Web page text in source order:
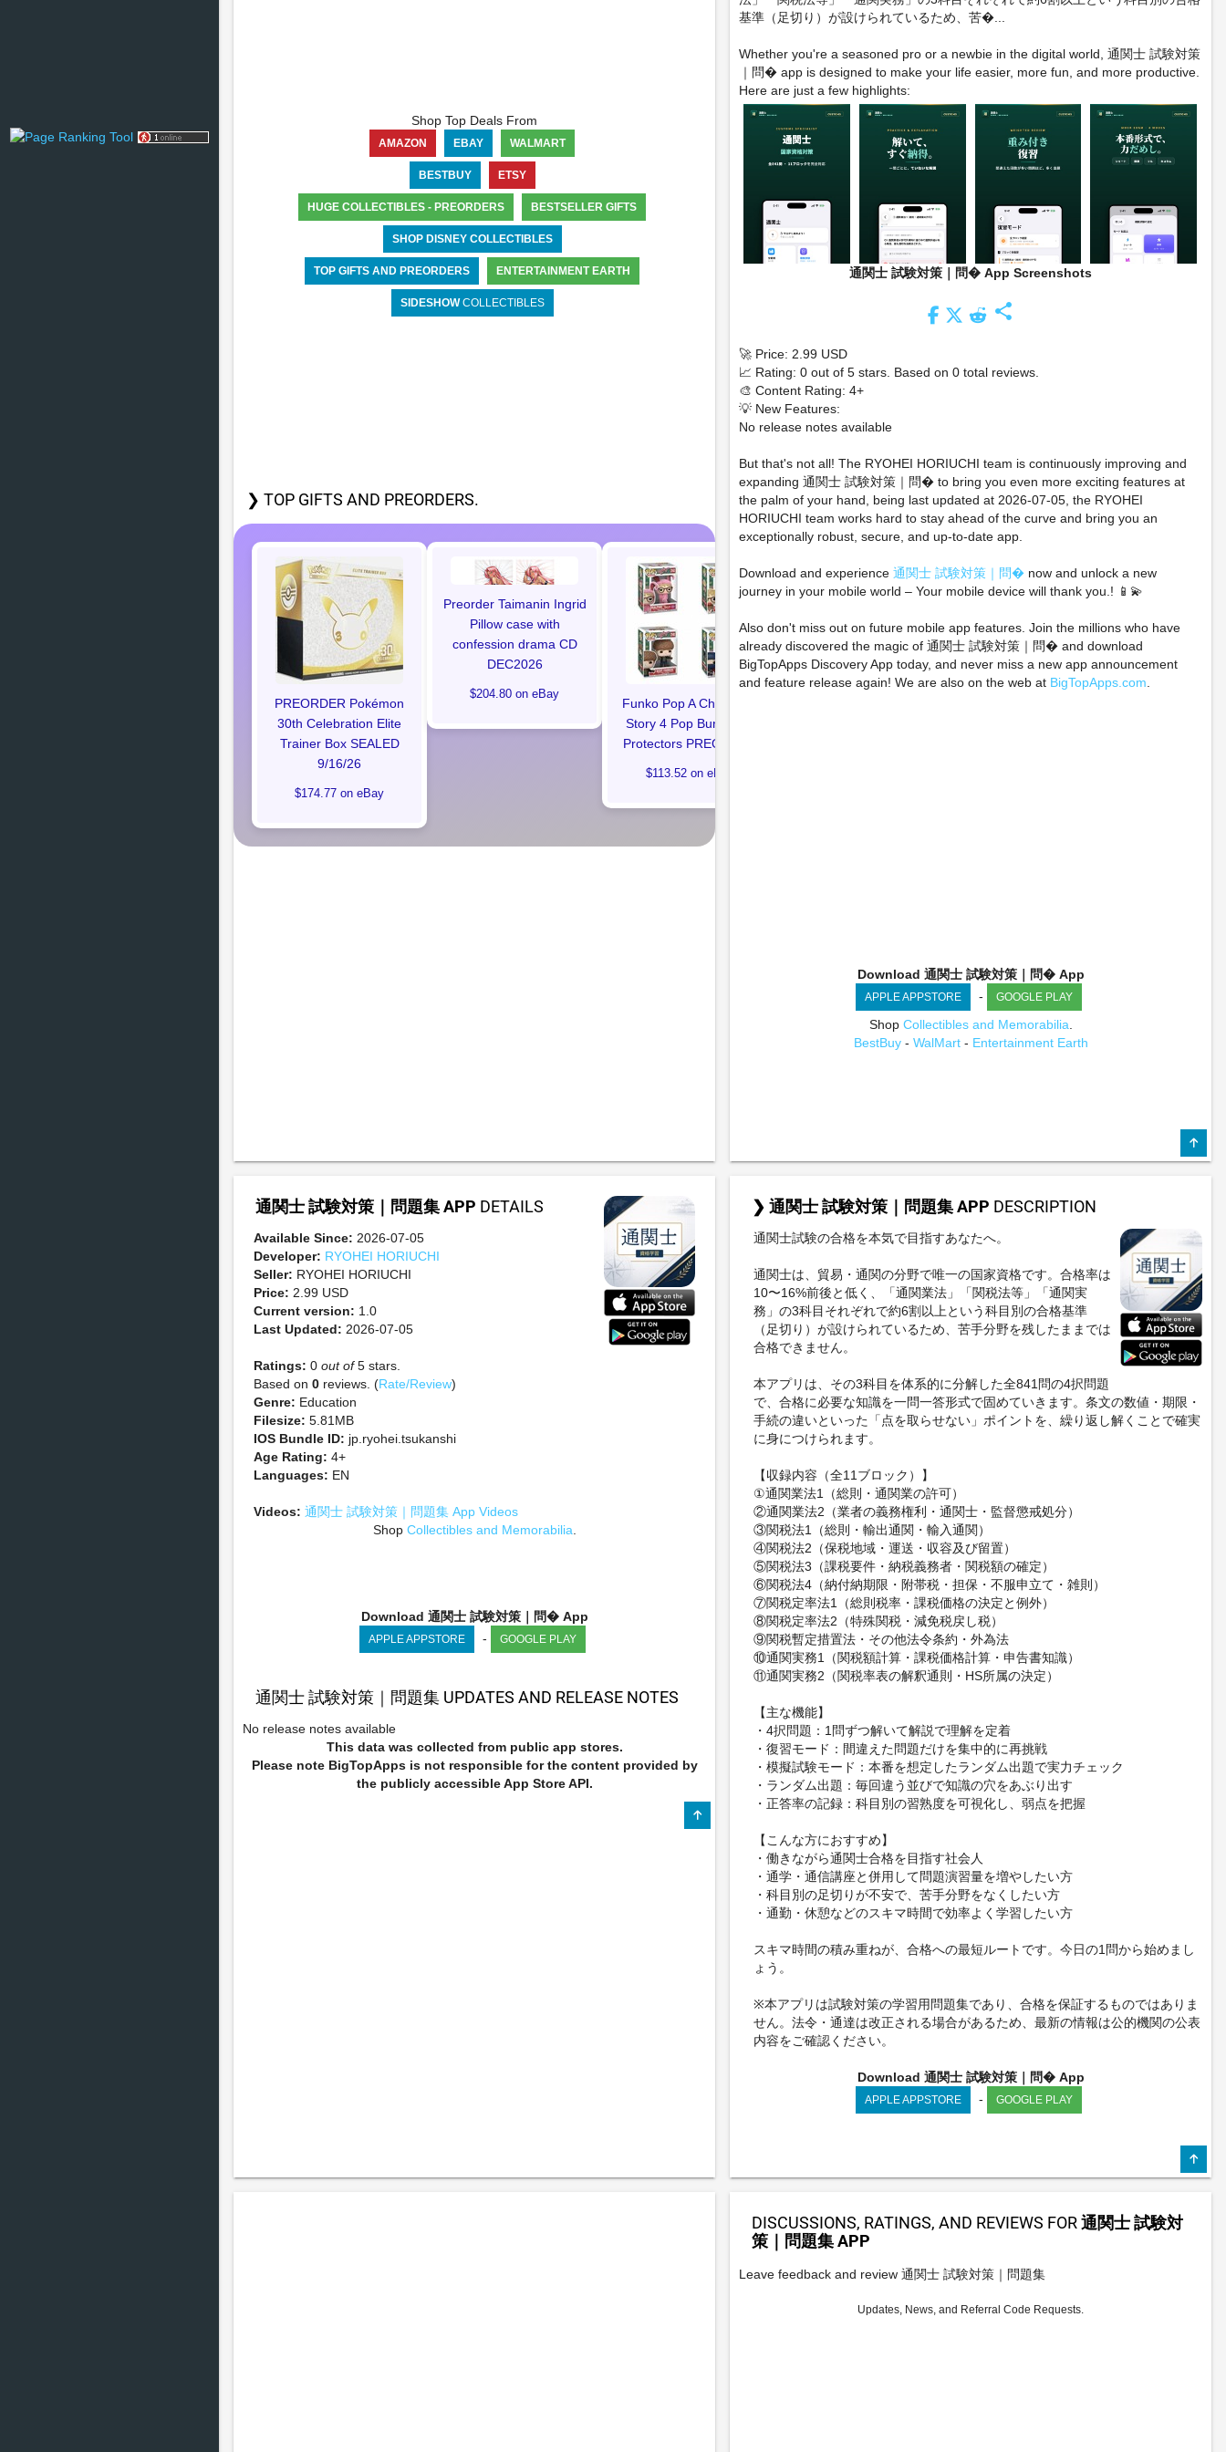
Shop Top Deals From
AMAZON EBAY WALMART
BESTBUY ETSY
HUGE COLLECTIBLES - PREORDERS BESTSELLER GIFTS
SHOP DISNEY COLLECTIBLES
TOP GIFTS AND PREORDERS ENTERTAINMENT EARTH
SIDESHOWCOLLECTIBLES
❯ TOP GIFTS AND PREORDERS.
PREORDER Pokémon
30th Celebration Elite
Trainer Box SEALED
9/16/26
$174.77 on eBay
Preorder Taimanin Ingrid
Pillow case with
confession drama CD
DEC2026
$204.80 on eBay
Funko Pop A Christmas
Story 4 Pop Bundle w/
Protectors PREORDER
$113.52 on eBay
Nife Wars #1 Cook
Exclusive Virgin Variant
$199.95 on eBay
Pokémon TCG: 30th
Anniversary Celebrations
CONFIRMED 9/16/26
$174.99 on eBay
基準（足切り）が設けられているため、苦�...
Whether you're a seasoned pro or a newbie in the digital world, 通関士 試験対策
｜問� app is designed to make your life easier, more fun, and more productive.
Here are just a few highlights:
通関士 試験対策｜問� App Screenshots
share
🚀 Price: 2.99 USD
📈 Rating: 0 out of 5 stars. Based on 0 total reviews.
🎨 Content Rating: 4+
💡 New Features:
No release notes available
But that's not all! The RYOHEI HORIUCHI team is continuously improving and
expanding 通関士 試験対策｜問� to bring you even more exciting features at
the palm of your hand, being last updated at 2026-07-05, the RYOHEI
HORIUCHI team works hard to stay ahead of the curve and bring you an
exceptionally robust, secure, and up-to-date app.
Download and experience 通関士 試験対策｜問� now and unlock a new
journey in your mobile world – Your mobile device will thank you.! 📱💫
Also don't miss out on future mobile app features. Join the millions who have
already discovered the magic of 通関士 試験対策｜問� and download
BigTopApps Discovery App today, and never miss a new app announcement
and feature release again! We are also on the web at BigTopApps.com
Download 通関士 試験対策｜問� App
APPLE APPSTORE - GOOGLE PLAY
Shop Collectibles and Memorabilia
BestBuy- WalMart- Entertainment Earth
通関士 試験対策｜問題集 APP DETAILS
Available Since: 2026-07-05
Developer: RYOHEI HORIUCHI
Seller: RYOHEI HORIUCHI
Price: 2.99 USD
Current version: 1.0
Last Updated: 2026-07-05
Ratings: 0 out of5 stars.
Based on 0 reviews. (Rate/Review)
Genre: Education
Filesize: 5.81MB
IOS Bundle ID: jp.ryohei.tsukanshi
Age Rating: 4+
Languages: EN
Videos: 通関士 試験対策｜問題集 App Videos
Shop Collectibles and Memorabilia
Download 通関士 試験対策｜問� App
APPLE APPSTORE - GOOGLE PLAY
通関士 試験対策｜問題集 UPDATES AND RELEASE NOTES
No release notes available
This data was collected from public app stores.
Please note BigTopApps is not responsible for the content provided by
the publicly accessible App Store API.
❯ 通関士 試験対策｜問題集 APP DESCRIPTION
通関士試験の合格を本気で目指すあなたへ。
通関士は、貿易・通関の分野で唯一の国家資格です。合格率は
10〜16%前後と低く、「通関業法」「関税法等」「通関実
務」の3科目それぞれで約6割以上という科目別の合格基準
（足切り）が設けられているため、苦手分野を残したままでは
合格できません。
本アプリは、その3科目を体系的に分解した全841問の4択問題
で、合格に必要な知識を一問一答形式で固めていきます。条文の数値・期限・
手続の違いといった「点を取らせない」ポイントを、繰り返し解くことで確実
に身につけられます。
【収録内容（全11ブロック）】
①通関業法1（総則・通関業の許可）
②通関業法2（業者の義務権利・通関士・監督懲戒処分）
③関税法1（総則・輸出通関・輸入通関）
④関税法2（保税地域・運送・収容及び留置）
⑤関税法3（課税要件・納税義務者・関税額の確定）
⑥関税法4（納付納期限・附帯税・担保・不服申立て・雑則）
⑦関税定率法1（総則税率・課税価格の決定と例外）
⑧関税定率法2（特殊関税・減免税戻し税）
⑨関税暫定措置法・その他法令条約・外為法
⑩通関実務1（関税額計算・課税価格計算・申告書知識）
⑪通関実務2（関税率表の解釈通則・HS所属の決定）
【主な機能】
・4択問題：1問ずつ解いて解説で理解を定着
・復習モード：間違えた問題だけを集中的に再挑戦
・模擬試験モード：本番を想定したランダム出題で実力チェック
・ランダム出題：毎回違う並びで知識の穴をあぶり出す
・正答率の記録：科目別の習熟度を可視化し、弱点を把握
【こんな方におすすめ】
・働きながら通関士合格を目指す社会人
・通学・通信講座と併用して問題演習量を増やしたい方
・科目別の足切りが不安で、苦手分野をなくしたい方
・通勤・休憩などのスキマ時間で効率よく学習したい方
スキマ時間の積み重ねが、合格への最短ルートです。今日の1問から始めまし
ょう。
※本アプリは試験対策の学習用問題集であり、合格を保証するものではありま
せん。法令・通達は改正される場合があるため、最新の情報は公的機関の公表
内容をご確認ください。
Download 通関士 試験対策｜問� App
APPLE APPSTORE - GOOGLE PLAY
DISCUSSIONS, RATINGS, AND REVIEWS FOR通関士 試験対
策｜問題集 APP
Leave feedback and review 通関士 試験対策｜問題集
Updates, News, and Referral Code Requests.